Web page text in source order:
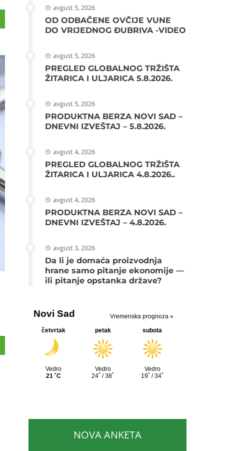
avgust 5, 2026
OD ODBAČENE OVČIJE VUNE
DO VRIJEDNOG ĐUBRIVA -VIDEO
avgust 5, 2026
PREGLED GLOBALNOG TRŽIŠTA
ŽITARICA I ULJARICA 5.8.2026.
avgust 5, 2026
PRODUKTNA BERZA NOVI SAD –
DNEVNI IZVEŠTAJ – 5.8.2026.
avgust 4, 2026
PREGLED GLOBALNOG TRŽIŠTA
ŽITARICA I ULJARICA 4.8.2026..
avgust 4, 2026
PRODUKTNA BERZA NOVI SAD –
DNEVNI IZVEŠTAJ – 4.8.2026.
avgust 3, 2026
Da li je domaća proizvodnja
hrane samo pitanje ekonomije —
ili pitanje opstanka države?
NOVA ANKETA